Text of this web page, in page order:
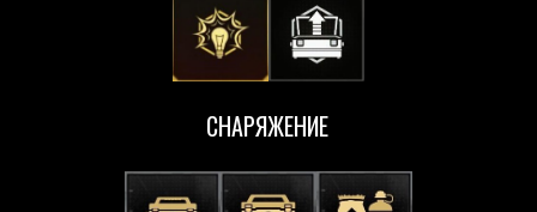
СНАРЯЖЕНИЕ